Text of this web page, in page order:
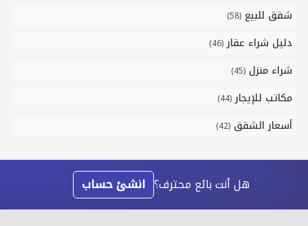
شقق للبيع (58)
دليل شراء عقار (46)
شراء منزل (45)
مكاتب للإيجار (44)
أسعار الشقق (42)
هل أنت بائع محترف؟ انشئ حساب